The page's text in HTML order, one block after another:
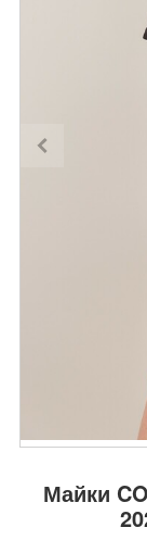
Майки